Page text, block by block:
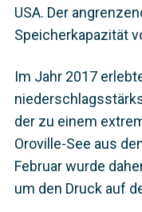
USA. Der
Speicherkapazität
Im Jahr 2017
der zu einem
Oroville-See aus
Februar wurde
um den Druck auf